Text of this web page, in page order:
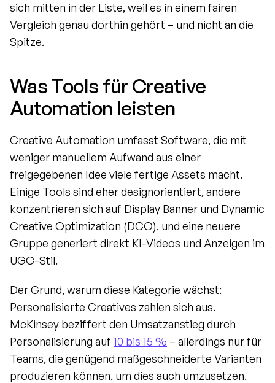
sich mitten in der Liste, weil es in einem fairen
Vergleich genau dorthin gehört – und nicht an die
Spitze.
Was Tools für Creative
Automation leisten
Creative Automation umfasst Software, die mit
weniger manuellem Aufwand aus einer
freigegebenen Idee viele fertige Assets macht.
Einige Tools sind eher designorientiert, andere
konzentrieren sich auf Display Banner und Dynamic
Creative Optimization (DCO), und eine neuere
Gruppe generiert direkt KI-Videos und Anzeigen im
UGC-Stil.
Der Grund, warum diese Kategorie wächst:
Personalisierte Creatives zahlen sich aus.
McKinsey beziffert den Umsatzanstieg durch
Personalisierung auf 10 bis 15 % – allerdings nur für
Teams, die genügend maßgeschneiderte Varianten
produzieren können, um dies auch umzusetzen.